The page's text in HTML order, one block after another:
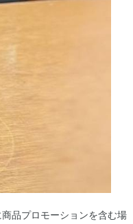
品プロモーションを含む場